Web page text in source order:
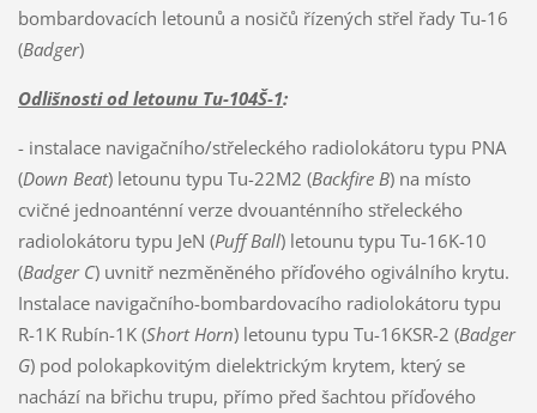
bombardovacích letounů a nosičů řízených střel řady Tu-16
(Badger)
Odlišnosti od letounu Tu-104Š-1:
- instalace navigačního/střeleckého radiolokátoru typu PNA
(Down Beat) letounu typu Tu-22M2 (Backfire B) na místo
cvičné jednoanténní verze dvouanténního střeleckého
radiolokátoru typu JeN (Puff Ball) letounu typu Tu-16K-10
(Badger C) uvnitř nezměněného příďového ogiválního krytu.
Instalace navigačního-bombardovacího radiolokátoru typu
R-1K Rubín-1K (Short Horn) letounu typu Tu-16KSR-2 (Badger
G) pod polokapkovitým dielektrickým krytem, který se
nachází na břichu trupu, přímo před šachtou příďového